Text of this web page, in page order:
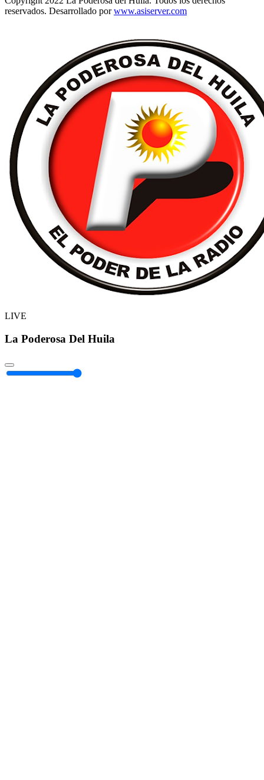
reservados. Desarrollado porwww.asiserver.com
LIVE
La Poderosa Del Huila